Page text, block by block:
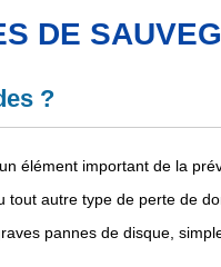
DE
?
élément important de la
autre type de perte de
pannes de disque,